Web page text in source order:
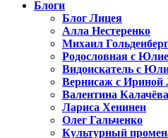
Блоги
Блог Лицея
Алла Нестеренко
Михаил Гольденберг
Родословная с
Видоискатель с
Вернисаж с Ириной
Валентина
Лариса Хенинен
Олег Гальченко
Культурный